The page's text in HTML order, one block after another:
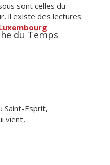
sont celles du
il existe des lectures
du Temps
Saint-Esprit,
vient,